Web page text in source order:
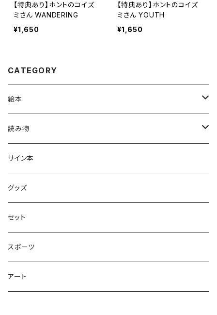
【特典あり】ホントのコイズ
ミさん WANDERING
¥1,650
【特典あり】ホントのコイズ
ミさん YOUTH
¥1,650
CATEGORY
絵本
グラニフのえほん
大人の絵本
学びの絵本
読み物
ホントのコイズミさん
昭和偏愛シリーズ
熊川哲也アートノベル
社会について考える
サイン本
グッズ
セット
スポーツ
アート